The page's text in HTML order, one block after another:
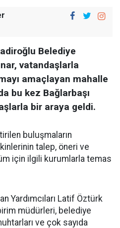
Belediye
vatandaşlarla
amaçlayan mahalle
bu kez Bağlarbaşı
bir araya geldi.
buluşmaların
talep, öneri ve
için ilgili kurumlarla temas
Yardımcıları Latif Öztürk
müdürleri, belediye
ve çok sayıda